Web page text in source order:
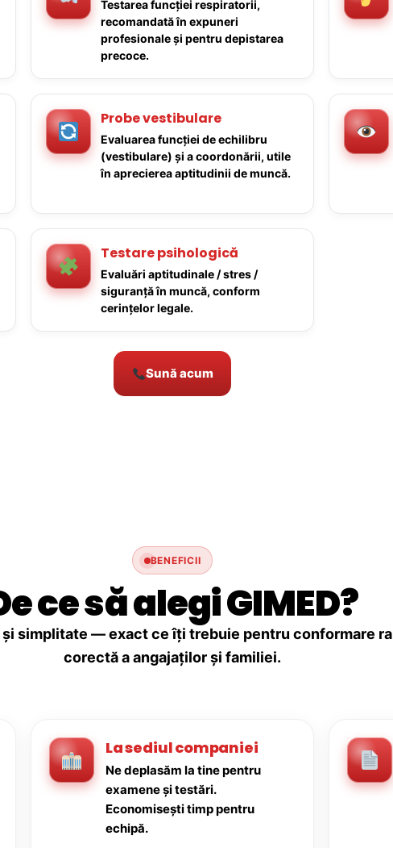
Testarea funcției respiratorii,
recomandată în expuneri
profesionale și pentru depistarea
precoce.
Probe vestibulare
Evaluarea funcției de echilibru
(vestibulare) și a coordonării, utile
în aprecierea aptitudinii de muncă.
Testare psihologică
Evaluări aptitudinale / stres /
siguranță în muncă, conform
cerințelor legale.
Sună acum
BENEFICII
ce să alegi GIMED?
și simplitate — exact ce îți trebuie pentru conformare
corectă a angajaților și familiei.
La sediul companiei
Ne deplasăm la tine pentru
examene și testări.
Economisești timp pentru
echipă.